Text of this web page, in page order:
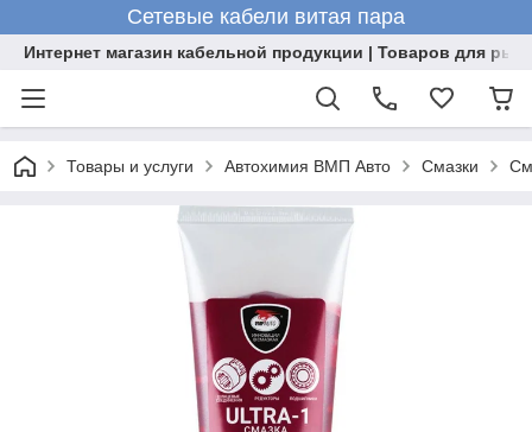
Сетевые кабели витая пара
Интернет магазин кабельной продукции | Товаров для
Товары и услуги Автохимия ВМП Авто Смазки